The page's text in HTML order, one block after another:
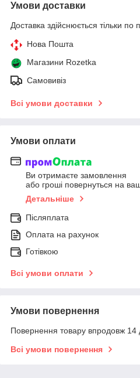
Умови доставки
Доставка здійснюється тільки по
Нова Пошта
Магазини Rozetka
Самовивіз
Всі умови доставки
Умови оплати
Ви отримаєте замовлення
або гроші повернуться на
Детальніше
Післяплата
Оплата на рахунок
Готівкою
Всі умови оплати
Умови повернення
Повернення товару впродовж 14
Всі умови повернення